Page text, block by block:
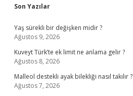
Sidebar
Son Yazılar
Yaş sürekli bir değişken midir ?
Ağustos 9, 2026
Kuveyt Türk’te ek limit ne anlama gelir ?
Ağustos 8, 2026
Malleol destekli ayak bilekliği nasıl takılır ?
Ağustos 7, 2026